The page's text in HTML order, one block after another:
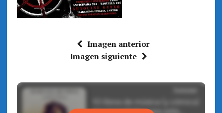
Imagen anterior
Imagen siguiente